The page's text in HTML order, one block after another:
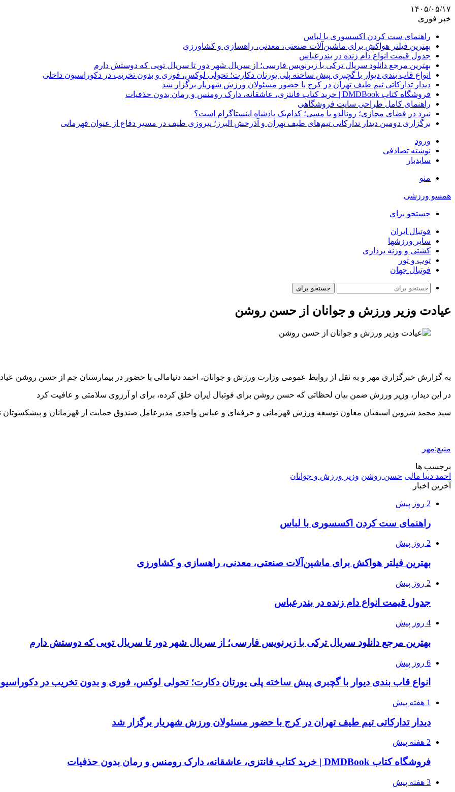
۱۴۰۵/۰۵/۱۷
خبر فوری
راهنمای ست کردن اکسسوری با لباس
بهترین فیلتر هواکش برای ماشین‌آلات صنعتی، معدنی، راهسازی و کشاورزی
جدول قیمت انواع دام زنده در بندرعباس
بهترین مرجع دانلود سریال ترکی با زیرنویس فارسی؛ از سریال شهر دور تا سریال تویی که دوستش دارم
انواع قاب بندی دیوار با گچبری پیش ساخته پلی یورتان دکارت؛ تحولی لوکس، فوری و بدون تخریب در دکوراسیون داخلی
دیدار تدارکاتی تیم طیف تهران در کرج با حضور مسئولان ورزش شهریار برگزار شد
فروشگاه کتاب DMDBook | خرید کتاب فانتزی، عاشقانه، دارک رومنس و رمان بدون حذفیات
راهنمای کامل طراحی سایت فروشگاهی
نبرد در فضای مجازی؛ رونالدو یا مسی؛ کدام‌یک پادشاه اینستاگرام است؟
برگزاری دومین دیدار تدارکاتی تیم‌های طیف تهران و آذرخش البرز؛ پیروزی طیف در مسیر دفاع از عنوان قهرمانی
ورود
نوشته تصادفی
سایدبار
منو
همسو ورزشی
جستجو برای
فوتبال ایران
سایر ورزشها
کشتی و وزنه برداری
توپ و تور
فوتبال جهان
جستجو برای
عیادت وزیر ورزش و جوانان از حسن روشن
به گزارش خبرگزاری مهر و به نقل از روابط عمومی وزارت ورزش و جوانان، احمد دنیامالی با حضور در بیمارستان جم از حسن روشن
در این دیدار، وزیر ورزش ضمن بیان لحظاتی که حسن روشن برای فوتبال ایران خلق کرده، برای او آرزوی سلامتی و عافیت کرد
سید محمد شروین اسبقیان معاون توسعه ورزش قهرمانی و حرفه‌ای و عباس واحدی مدیرعامل صندوق حمایت از قهرمانان و پیشکسوتان
منبع:مهر
برچسب ها
احمد دنیا مالی حسن روشن وزیر ورزش و جوانان
آخرین اخبار
2 روز پیش
راهنمای ست کردن اکسسوری با لباس
2 روز پیش
بهترین فیلتر هواکش برای ماشین‌آلات صنعتی، معدنی، راهسازی و کشاورزی
2 روز پیش
جدول قیمت انواع دام زنده در بندرعباس
4 روز پیش
بهترین مرجع دانلود سریال ترکی با زیرنویس فارسی؛ از سریال شهر دور تا سریال تویی که دوستش دارم
6 روز پیش
انواع قاب بندی دیوار با گچبری پیش ساخته پلی یورتان دکارت؛ تحولی لوکس، فوری و بدون تخریب در
1 هفته پیش
دیدار تدارکاتی تیم طیف تهران در کرج با حضور مسئولان ورزش شهریار برگزار شد
2 هفته پیش
فروشگاه کتاب DMDBook | خرید کتاب فانتزی، عاشقانه، دارک رومنس و رمان بدون حذفیات
3 هفته پیش